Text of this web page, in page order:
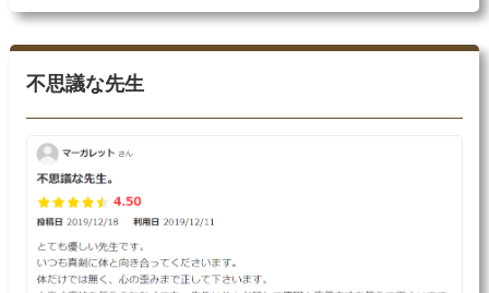
不思議な先生